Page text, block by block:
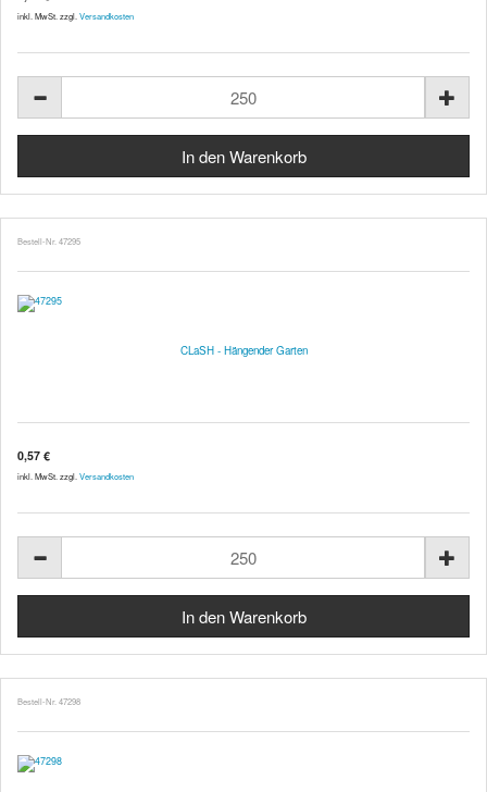
inkl. MwSt. zzgl. Versandkosten
Bestell-Nr. 47295
CLaSH - Hängender Garten
0,57 €
inkl. MwSt. zzgl. Versandkosten
Bestell-Nr. 47298